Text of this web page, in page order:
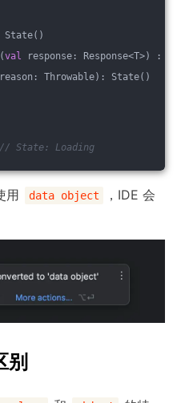
State()
(val response: Response<T>) :
reason: Throwable): State()
// State: Loading
用 data object
，IDE 会
别